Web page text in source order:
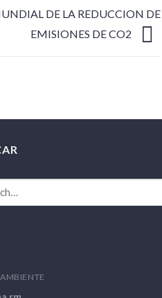
DE LA REDUCCION DE
EMISIONES DE CO2